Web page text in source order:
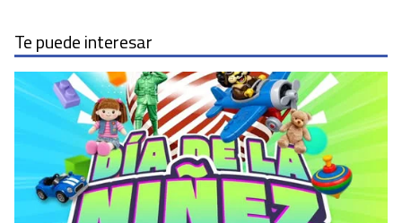
Te puede interesar